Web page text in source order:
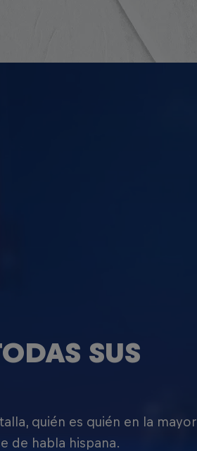
SUS
quién es quién en la mayor
de habla hispana.